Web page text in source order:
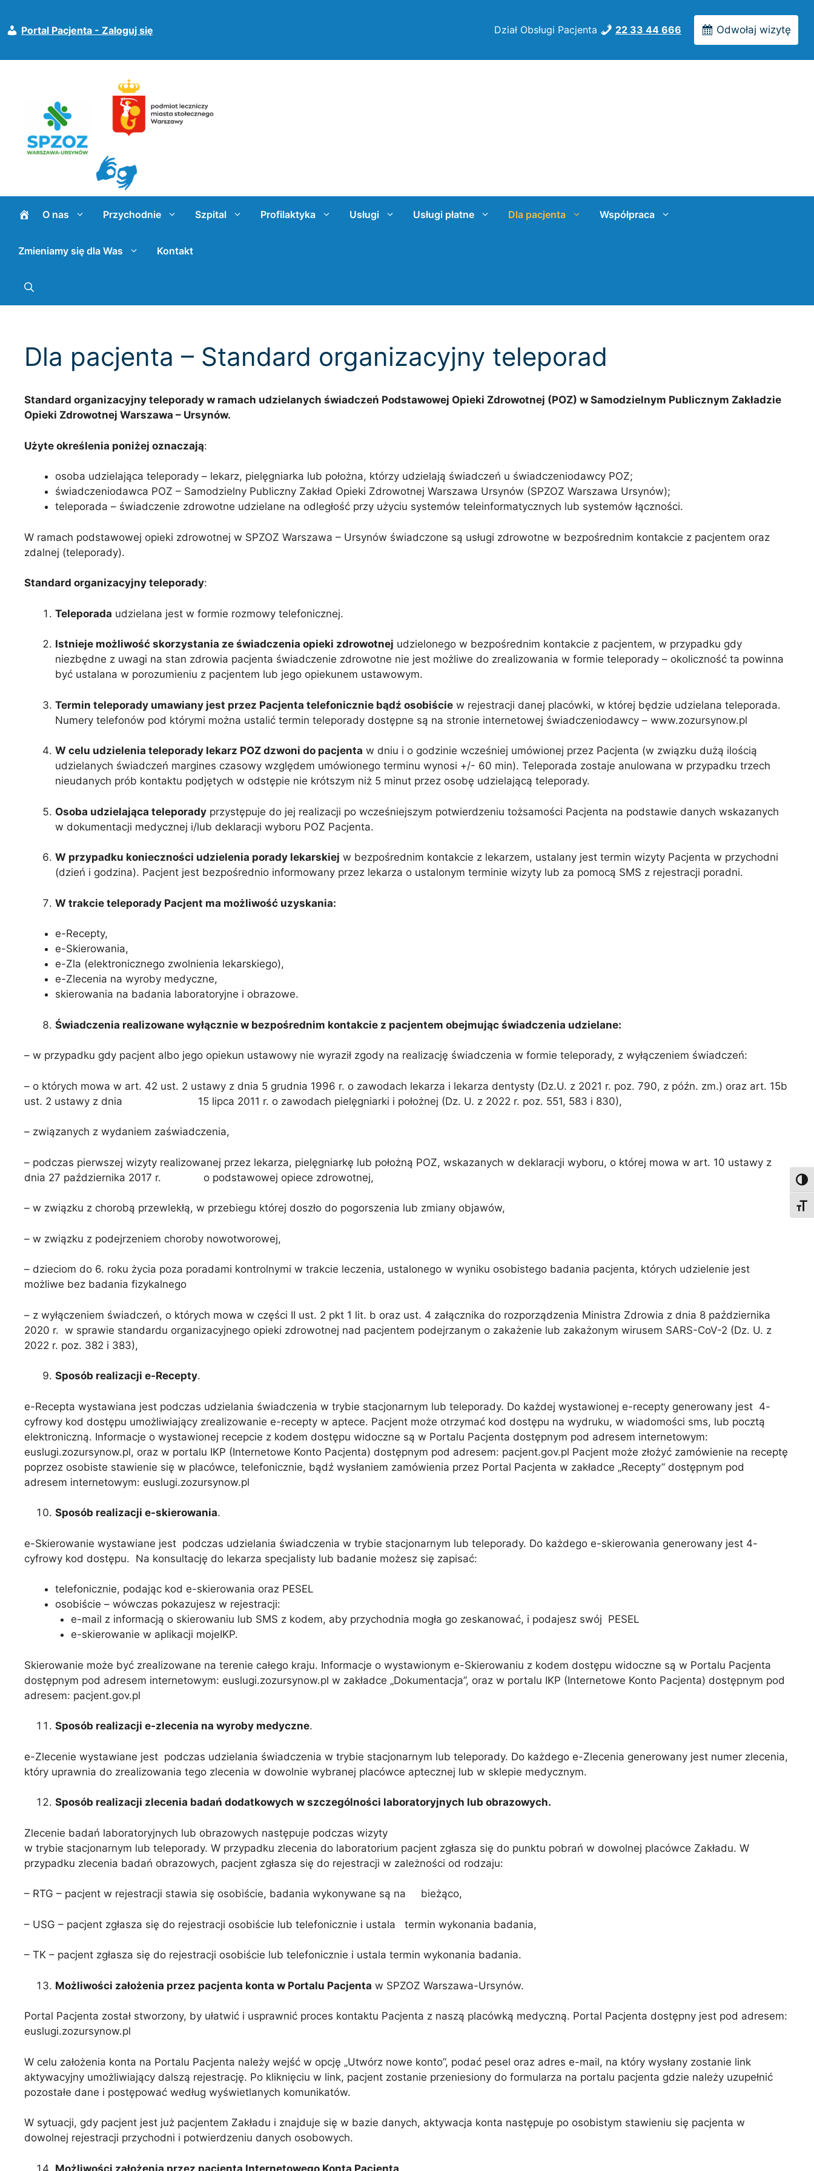
treści
Dział Obsługi Pacjenta 22 33 44 666 Odwołaj wizytę
Portal Pacjenta - Zaloguj się
O nas Przychodnie Szpital Profilaktyka Usługi Usługi płatne Dla pacjenta Współpraca
Zmieniamy się dla Was Kontakt
Dla pacjenta – Standard organizacyjny teleporad
Standard organizacyjny teleporady w ramach udzielanych świadczeń Podstawowej Opieki Zdrowotnej (POZ) w Samodzielnym Publicznym Zakładzie
Opieki Zdrowotnej Warszawa – Ursynów.
Użyte określenia poniżej oznaczają:
osoba udzielająca teleporady – lekarz, pielęgniarka lub położna, którzy udzielają świadczeń u świadczeniodawcy POZ;
świadczeniodawca POZ – Samodzielny Publiczny Zakład Opieki Zdrowotnej Warszawa Ursynów (SPZOZ Warszawa Ursynów);
teleporada – świadczenie zdrowotne udzielane na odległość przy użyciu systemów teleinformatycznych lub systemów łączności.
W ramach podstawowej opieki zdrowotnej w SPZOZ Warszawa – Ursynów świadczone są usługi zdrowotne w bezpośrednim kontakcie z pacjentem oraz
zdalnej (teleporady).
Standard organizacyjny teleporady:
Teleporada udzielana jest w formie rozmowy telefonicznej.
Istnieje możliwość skorzystania ze świadczenia opieki zdrowotnej udzielonego w bezpośrednim kontakcie z pacjentem, w przypadku gdy
niezbędne z uwagi na stan zdrowia pacjenta świadczenie zdrowotne nie jest możliwe do zrealizowania w formie teleporady – okoliczność ta powinna
być ustalana w porozumieniu z pacjentem lub jego opiekunem ustawowym.
Termin teleporady umawiany jest przez Pacjenta telefonicznie bądź osobiście w rejestracji danej placówki, w której będzie udzielana teleporada.
Numery telefonów pod którymi można ustalić termin teleporady dostępne są na stronie internetowej świadczeniodawcy – www.zozursynow.pl
W celu udzielenia teleporady lekarz POZ dzwoni do pacjenta w dniu i o godzinie wcześniej umówionej przez Pacjenta (w związku dużą ilością
udzielanych świadczeń margines czasowy względem umówionego terminu wynosi +/- 60 min). Teleporada zostaje anulowana w przypadku trzech
nieudanych prób kontaktu podjętych w odstępie nie krótszym niż 5 minut przez osobę udzielającą teleporady.
Osoba udzielająca teleporady przystępuje do jej realizacji po wcześniejszym potwierdzeniu tożsamości Pacjenta na podstawie danych wskazanych
w dokumentacji medycznej i/lub deklaracji wyboru POZ Pacjenta.
W przypadku konieczności udzielenia porady lekarskiej w bezpośrednim kontakcie z lekarzem, ustalany jest termin wizyty Pacjenta w przychodni
(dzień i godzina). Pacjent jest bezpośrednio informowany przez lekarza o ustalonym terminie wizyty lub za pomocą SMS z rejestracji poradni.
W trakcie teleporady Pacjent ma możliwość uzyskania:
e-Recepty,
e-Skierowania,
e-Zla (elektronicznego zwolnienia lekarskiego),
e-Zlecenia na wyroby medyczne,
skierowania na badania laboratoryjne i obrazowe.
Świadczenia realizowane wyłącznie w bezpośrednim kontakcie z pacjentem obejmując świadczenia udzielane:
– w przypadku gdy pacjent albo jego opiekun ustawowy nie wyraził zgody na realizację świadczenia w formie teleporady, z wyłączeniem świadczeń:
– o których mowa w art. 42 ust. 2 ustawy z dnia 5 grudnia 1996 r. o zawodach lekarza i lekarza dentysty (Dz.U. z 2021 r. poz. 790, z późn. zm.) oraz art. 15b
ust. 2 ustawy z dnia 15 lipca 2011 r. o zawodach pielęgniarki i położnej (Dz. U. z 2022 r. poz. 551, 583 i 830),
– związanych z wydaniem zaświadczenia,
– podczas pierwszej wizyty realizowanej przez lekarza, pielęgniarkę lub położną POZ, wskazanych w deklaracji wyboru, o której mowa w art. 10 ustawy z
dnia 27 października 2017 r. o podstawowej opiece zdrowotnej,
– w związku z chorobą przewlekłą, w przebiegu której doszło do pogorszenia lub zmiany objawów,
– w związku z podejrzeniem choroby nowotworowej,
– dzieciom do 6. roku życia poza poradami kontrolnymi w trakcie leczenia, ustalonego w wyniku osobistego badania pacjenta, których udzielenie jest
możliwe bez badania fizykalnego
– z wyłączeniem świadczeń, o których mowa w części II ust. 2 pkt 1 lit. b oraz ust. 4 załącznika do rozporządzenia Ministra Zdrowia z dnia 8 października
2020 r. w sprawie standardu organizacyjnego opieki zdrowotnej nad pacjentem podejrzanym o zakażenie lub zakażonym wirusem SARS-CoV-2 (Dz. U. z
2022 r. poz. 382 i 383),
Sposób realizacji e-Recepty.
e-Recepta wystawiana jest podczas udzielania świadczenia w trybie stacjonarnym lub teleporady. Do każdej wystawionej e-recepty generowany jest 4-
cyfrowy kod dostępu umożliwiający zrealizowanie e-recepty w aptece. Pacjent może otrzymać kod dostępu na wydruku, w wiadomości sms, lub pocztą
elektroniczną. Informacje o wystawionej recepcie z kodem dostępu widoczne są w Portalu Pacjenta dostępnym pod adresem internetowym:
euslugi.zozursynow.pl, oraz w portalu IKP (Internetowe Konto Pacjenta) dostępnym pod adresem: pacjent.gov.pl Pacjent może złożyć zamówienie na receptę
poprzez osobiste stawienie się w placówce, telefonicznie, bądź wysłaniem zamówienia przez Portal Pacjenta w zakładce „Recepty” dostępnym pod
adresem internetowym: euslugi.zozursynow.pl
Sposób realizacji e-skierowania.
e-Skierowanie wystawiane jest podczas udzielania świadczenia w trybie stacjonarnym lub teleporady. Do każdego e-skierowania generowany jest 4-
cyfrowy kod dostępu. Na konsultację do lekarza specjalisty lub badanie możesz się zapisać:
telefonicznie, podając kod e-skierowania oraz PESEL
osobiście – wówczas pokazujesz w rejestracji:
e-mail z informacją o skierowaniu lub SMS z kodem, aby przychodnia mogła go zeskanować, i podajesz swój PESEL
e-skierowanie w aplikacji mojeIKP.
Skierowanie może być zrealizowane na terenie całego kraju. Informacje o wystawionym e-Skierowaniu z kodem dostępu widoczne są w Portalu Pacjenta
dostępnym pod adresem internetowym: euslugi.zozursynow.pl w zakładce „Dokumentacja”, oraz w portalu IKP (Internetowe Konto Pacjenta) dostępnym pod
adresem: pacjent.gov.pl
Sposób realizacji e-zlecenia na wyroby medyczne.
e-Zlecenie wystawiane jest podczas udzielania świadczenia w trybie stacjonarnym lub teleporady. Do każdego e-Zlecenia generowany jest numer zlecenia,
który uprawnia do zrealizowania tego zlecenia w dowolnie wybranej placówce aptecznej lub w sklepie medycznym.
Sposób realizacji zlecenia badań dodatkowych w szczególności laboratoryjnych lub obrazowych.
Zlecenie badań laboratoryjnych lub obrazowych następuje podczas wizyty
w trybie stacjonarnym lub teleporady. W przypadku zlecenia do laboratorium pacjent zgłasza się do punktu pobrań w dowolnej placówce Zakładu. W
przypadku zlecenia badań obrazowych, pacjent zgłasza się do rejestracji w zależności od rodzaju:
– RTG – pacjent w rejestracji stawia się osobiście, badania wykonywane są na bieżąco,
– USG – pacjent zgłasza się do rejestracji osobiście lub telefonicznie i ustala termin wykonania badania,
– TK – pacjent zgłasza się do rejestracji osobiście lub telefonicznie i ustala termin wykonania badania.
Możliwości założenia przez pacjenta konta w Portalu Pacjenta w SPZOZ Warszawa-Ursynów.
Portal Pacjenta został stworzony, by ułatwić i usprawnić proces kontaktu Pacjenta z naszą placówką medyczną. Portal Pacjenta dostępny jest pod adresem:
euslugi.zozursynow.pl
W celu założenia konta na Portalu Pacjenta należy wejść w opcję „Utwórz nowe konto”, podać pesel oraz adres e-mail, na który wysłany zostanie link
aktywacyjny umożliwiający dalszą rejestrację. Po kliknięciu w link, pacjent zostanie przeniesiony do formularza na portalu pacjenta gdzie należy uzupełnić
pozostałe dane i postępować według wyświetlanych komunikatów.
W sytuacji, gdy pacjent jest już pacjentem Zakładu i znajduje się w bazie danych, aktywacja konta następuje po osobistym stawieniu się pacjenta w
dowolnej rejestracji przychodni i potwierdzeniu danych osobowych.
Możliwości założenia przez pacjenta Internetowego Konta Pacjenta